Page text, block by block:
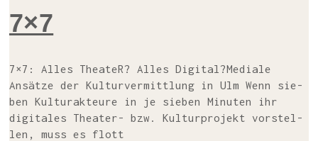
7×7
7×7: Alles Thea­teR? Alles Digi­tal?Media­le
Ansät­ze der Kul­tur­ver­mitt­lung in Ulm Wenn sie­
ben Kul­tur­ak­teu­re in je sie­ben Minu­ten ihr
digi­ta­les The­a­­ter- bzw. Kul­tur­pro­jekt vor­stel­
len, muss es flott